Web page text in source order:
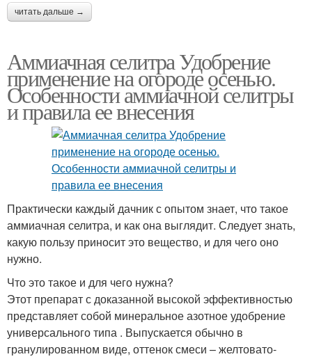
читать дальше →
Аммиачная селитра Удобрение
применение на огороде осенью.
Особенности аммиачной селитры
и правила ее внесения
Практически каждый дачник с опытом знает, что такое
аммиачная селитра, и как она выглядит. Следует знать,
какую пользу приносит это вещество, и для чего оно
нужно.
Что это такое и для чего нужна?
Этот препарат с доказанной высокой эффективностью
представляет собой минеральное азотное удобрение
универсального типа . Выпускается обычно в
гранулированном виде, оттенок смеси – желтовато-